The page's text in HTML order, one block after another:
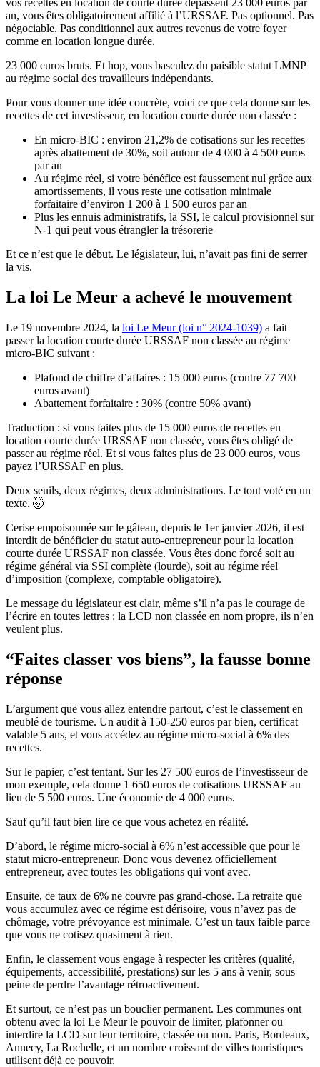
an, vous êtes obligatoirement affilié à l’URSSAF. Pas optionnel. Pas
négociable. Pas conditionnel aux autres revenus de votre foyer
comme en location longue durée.
23 000 euros bruts. Et hop, vous basculez du paisible statut LMNP
au régime social des travailleurs indépendants.
Pour vous donner une idée concrète, voici ce que cela donne sur les
recettes de cet investisseur, en location courte durée non classée :
En micro-BIC : environ 21,2% de cotisations sur les recettes
après abattement de 30%, soit autour de 4 000 à 4 500 euros
par an
Au régime réel, si votre bénéfice est faussement nul grâce aux
amortissements, il vous reste une cotisation minimale
forfaitaire d’environ 1 200 à 1 500 euros par an
Plus les ennuis administratifs, la SSI, le calcul provisionnel sur
N-1 qui peut vous étrangler la trésorerie
Et ce n’est que le début. Le législateur, lui, n’avait pas fini de serrer
la vis.
La loi Le Meur a achevé le mouvement
Le 19 novembre 2024, la loi Le Meur (loi n° 2024-1039) a fait
passer la location courte durée URSSAF non classée au régime
micro-BIC suivant :
Plafond de chiffre d’affaires : 15 000 euros (contre 77 700
euros avant)
Abattement forfaitaire : 30% (contre 50% avant)
Traduction : si vous faites plus de 15 000 euros de recettes en
location courte durée URSSAF non classée, vous êtes obligé de
passer au régime réel. Et si vous faites plus de 23 000 euros, vous
payez l’URSSAF en plus.
Deux seuils, deux régimes, deux administrations. Le tout voté en un
texte. 🤯
Cerise empoisonnée sur le gâteau, depuis le 1er janvier 2026, il est
interdit de bénéficier du statut auto-entrepreneur pour la location
courte durée URSSAF non classée. Vous êtes donc forcé soit au
régime général via SSI complète (lourde), soit au régime réel
d’imposition (complexe, comptable obligatoire).
Le message du législateur est clair, même s’il n’a pas le courage de
l’écrire en toutes lettres : la LCD non classée en nom propre, ils n’en
veulent plus.
“Faites classer vos biens”, la fausse bonne
réponse
L’argument que vous allez entendre partout, c’est le classement en
meublé de tourisme. Un audit à 150-250 euros par bien, certificat
valable 5 ans, et vous accédez au régime micro-social à 6% des
recettes.
Sur le papier, c’est tentant. Sur les 27 500 euros de l’investisseur de
mon exemple, cela donne 1 650 euros de cotisations URSSAF au
lieu de 5 500 euros. Une économie de 4 000 euros.
Sauf qu’il faut bien lire ce que vous achetez en réalité.
D’abord, le régime micro-social à 6% n’est accessible que pour le
statut micro-entrepreneur. Donc vous devenez officiellement
entrepreneur, avec toutes les obligations qui vont avec.
Ensuite, ce taux de 6% ne couvre pas grand-chose. La retraite que
vous accumulez avec ce régime est dérisoire, vous n’avez pas de
chômage, votre prévoyance est minimale. C’est un taux faible parce
que vous ne cotisez quasiment à rien.
Enfin, le classement vous engage à respecter les critères (qualité,
équipements, accessibilité, prestations) sur les 5 ans à venir, sous
peine de perdre l’avantage rétroactivement.
Et surtout, ce n’est pas un bouclier permanent. Les communes ont
obtenu avec la loi Le Meur le pouvoir de limiter, plafonner ou
interdire la LCD sur leur territoire, classée ou non. Paris, Bordeaux,
Annecy, La Rochelle, et un nombre croissant de villes touristiques
utilisent déjà ce pouvoir.